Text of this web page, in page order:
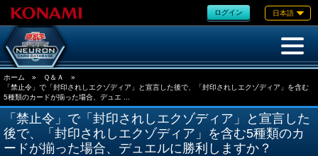
ログイン 日本語
ホーム » Ｑ＆Ａ
»
「禁止令」で「封印されしエクゾディア」と宣言した後で、「封印されしエクゾディア」を含む
5種類のカードが揃った場合、デュエ ...
「禁止令」で「封印されしエクゾディア」と宣言した
後で、「封印されしエクゾディア」を含む5種類のカ
ードが揃った場合、デュエルに勝利しますか？